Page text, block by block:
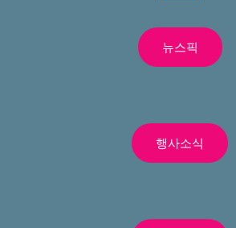
뉴스픽
행사소식